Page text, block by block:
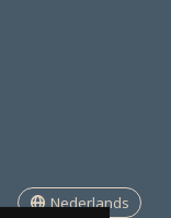
Nederlands